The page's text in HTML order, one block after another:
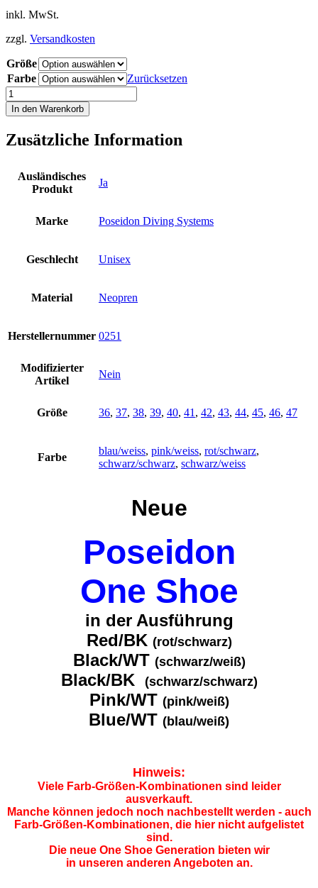
inkl. MwSt.
zzgl. Versandkosten
Größe
Farbe
Zurücksetzen
Poseidon
One
Shoe
Tauchfüßlinge
Unisex
Schuhe
Menge
In den Warenkorb
Zusätzliche Information
Ausländisches
Produkt
Ja
Marke Poseidon Diving Systems
Geschlecht Unisex
Material Neopren
Herstellernummer 0251
Modifizierter
Artikel
Nein
Größe 36, 37, 38, 39, 40, 41, 42, 43, 44, 45, 46, 47
Farbe
blau/weiss, pink/weiss, rot/schwarz,
schwarz/schwarz, schwarz/weiss
Neue
Poseidon
One Shoe
in der Ausführung
Red/BK (rot/schwarz)
Black/WT (schwarz/weiß)
Black/BK (schwarz/schwarz)
Pink/WT (pink/weiß)
Blue/WT (blau/weiß)
Hinweis:
Viele Farb-Größen-Kombinationen sind leider
ausverkauft.
Manche können jedoch noch nachbestellt werden - auch
Farb-Größen-Kombinationen, die hier nicht aufgelistet
sind.
Die neue One Shoe Generation bieten wir
in unseren anderen Angeboten an.